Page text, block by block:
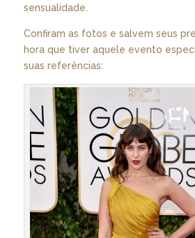
sensualidade.
Confiram as fotos e salvem seus
hora que tiver aquele evento
suas referências: